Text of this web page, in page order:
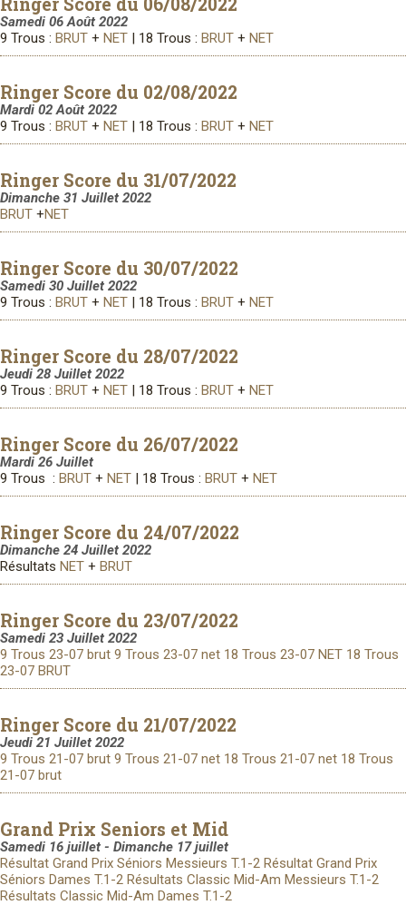
Samedi 06 Août 2022
9 Trous : BRUT + NET | 18 Trous : BRUT + NET
Ringer Score du 02/08/2022
Mardi 02 Août 2022
9 Trous : BRUT + NET | 18 Trous : BRUT + NET
Ringer Score du 31/07/2022
Dimanche 31 Juillet 2022
BRUT +NET
Ringer Score du 30/07/2022
Samedi 30 Juillet 2022
9 Trous : BRUT + NET | 18 Trous : BRUT + NET
Ringer Score du 28/07/2022
Jeudi 28 Juillet 2022
9 Trous : BRUT + NET | 18 Trous : BRUT + NET
Ringer Score du 26/07/2022
Mardi 26 Juillet
9 Trous : BRUT + NET | 18 Trous : BRUT + NET
Ringer Score du 24/07/2022
Dimanche 24 Juillet 2022
Résultats NET + BRUT
Ringer Score du 23/07/2022
Samedi 23 Juillet 2022
9 Trous 23-07 brut 9 Trous 23-07 net 18 Trous 23-07 NET 18 Trous
23-07 BRUT
Ringer Score du 21/07/2022
Jeudi 21 Juillet 2022
9 Trous 21-07 brut 9 Trous 21-07 net 18 Trous 21-07 net 18 Trous
21-07 brut
Grand Prix Seniors et Mid
Samedi 16 juillet - Dimanche 17 juillet
Résultat Grand Prix Séniors Messieurs T.1-2 Résultat Grand Prix
Séniors Dames T.1-2 Résultats Classic Mid-Am Messieurs T.1-2
Résultats Classic Mid-Am Dames T.1-2